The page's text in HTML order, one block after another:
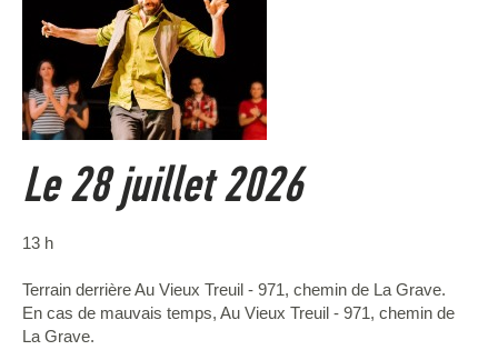
Le 28 juillet 2026
13 h
Terrain derrière Au Vieux Treuil - 971, chemin de La Grave.
En cas de mauvais temps, Au Vieux Treuil - 971, chemin de
La Grave.